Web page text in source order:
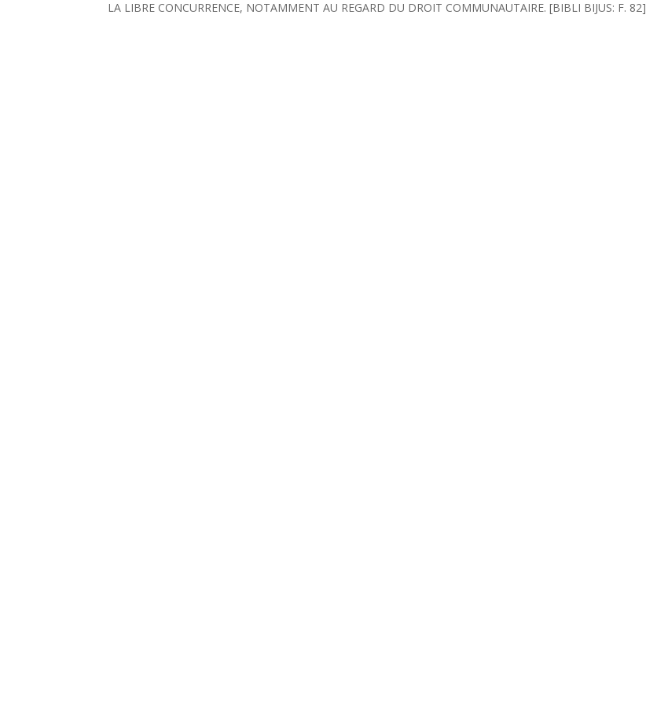
LA LIBRE CONCURRENCE, NOTAMMENT AU REGARD DU DROIT COMMUNAUTAIRE. [BIBLI BIJUS: F. 82]